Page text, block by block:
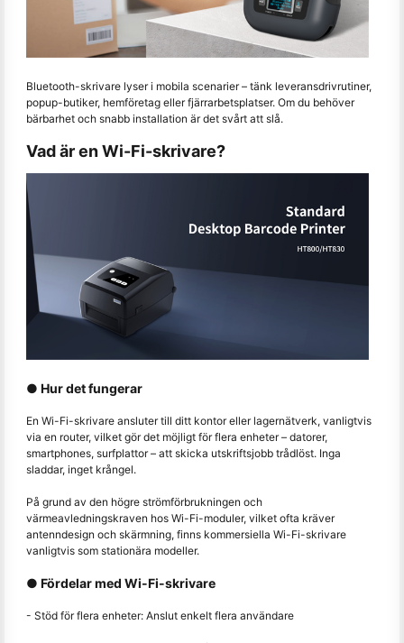
Bluetooth-skrivare lyser i mobila scenarier – tänk leveransdrivrutiner,
popup-butiker, hemföretag eller fjärrarbetsplatser. Om du behöver
bärbarhet och snabb installation är det svårt att slå.
Vad är en Wi-Fi-skrivare?
● Hur det fungerar
En Wi-Fi-skrivare ansluter till ditt kontor eller lagernätverk, vanligtvis
via en router, vilket gör det möjligt för flera enheter – datorer,
smartphones, surfplattor – att skicka utskriftsjobb trådlöst. Inga
sladdar, inget krångel.
På grund av den högre strömförbrukningen och
värmeavledningskraven hos Wi-Fi-moduler, vilket ofta kräver
antenndesign och skärmning, finns kommersiella Wi-Fi-skrivare
vanligtvis som stationära modeller.
● Fördelar med Wi-Fi-skrivare
- Stöd för flera enheter: Anslut enkelt flera användare